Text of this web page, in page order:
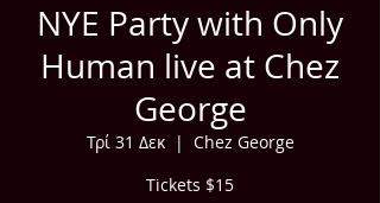
NYE Party with Only
Human live at Chez
George
Τρί 31 Δεκ
  |
Chez George
Tickets $15